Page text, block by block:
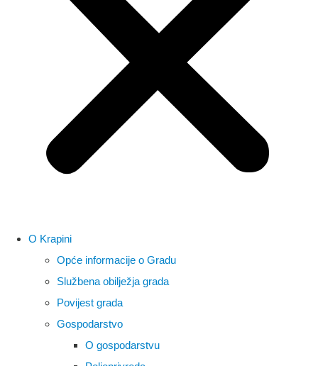
O Krapini
Opće informacije o Gradu
Službena obilježja grada
Povijest grada
Gospodarstvo
O gospodarstvu